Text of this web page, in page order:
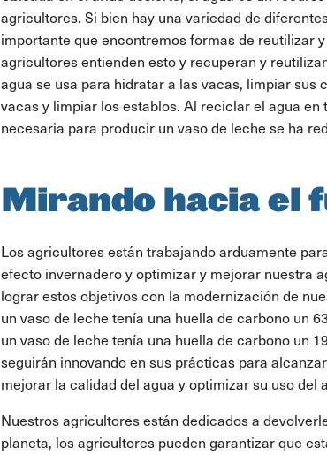
agricultores. Si bien hay una variedad de
importante que encontremos formas de reutilizar
agricultores entienden esto y recuperan y
agua se usa para hidratar a las vacas, limpiar
vacas y limpiar los establos. Al reciclar el agua en
necesaria para producir un vaso de leche se ha
Mirando hacia el
Los agricultores están trabajando arduamente
efecto invernadero y optimizar y mejorar nuestra
lograr estos objetivos con la modernización de
un vaso de leche tenía una huella de carbono un
un vaso de leche tenía una huella de carbono un
seguirán innovando en sus prácticas para
mejorar la calidad del agua y optimizar su uso del
Nuestros agricultores están dedicados a
planeta, los agricultores pueden garantizar que